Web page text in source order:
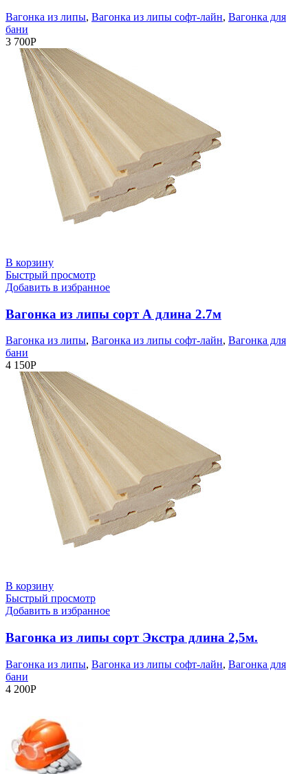
Вагонка из липы, Вагонка из липы софт-лайн, Вагонка для
бани
3 700Р
В корзину
Быстрый просмотр
Добавить в избранное
Вагонка из липы сорт А длина 2.7м
Вагонка из липы, Вагонка из липы софт-лайн, Вагонка для
бани
4 150Р
В корзину
Быстрый просмотр
Добавить в избранное
Вагонка из липы сорт Экстра длина 2,5м.
Вагонка из липы, Вагонка из липы софт-лайн, Вагонка для
бани
4 200Р